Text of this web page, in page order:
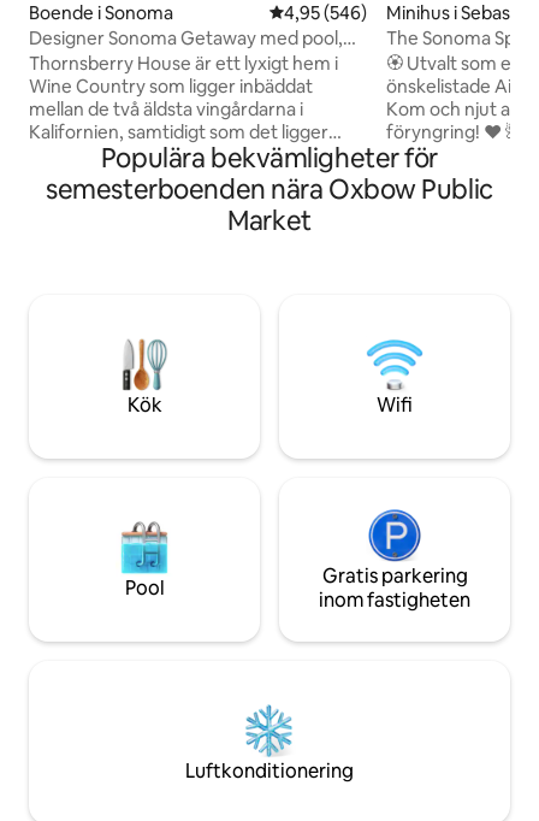
Boende i Sonoma 4,95 av 5 i genomsnittligt
4,95 (546)
Designer Sonoma Getaway med pool,
bubbelpool och boccia
Thornsberry House är ett lyxigt hem i
Wine Country som ligger inbäddat
mellan de två äldsta vingårdarna i
Kalifornien, samtidigt som det ligger
bara 5 minuter från Sonoma Square.
Renoverad för att rymma den mest
kräsna resenären, består den av två
separata byggnader som är anslutna av
gata, eller njuta av eftermiddagsljuset
från den uppvärmda poolen,
bubbelpoolen eller en omgång bocce.
Minihus i
The Sonoma
bastu
🏵️ Utvalt som ett
önskelistade
Kom och njut av
föryngring! ❤️ 🌺 Vår Sonoma Spyglass är
en underbar
byggd av
blandar
den fristående
Populära bekvämligheter för
semesterboenden nära Oxbow Public
Market
Kök Wifi
Pool
Gratis parkering
inom fastigheten
Luftkonditionering